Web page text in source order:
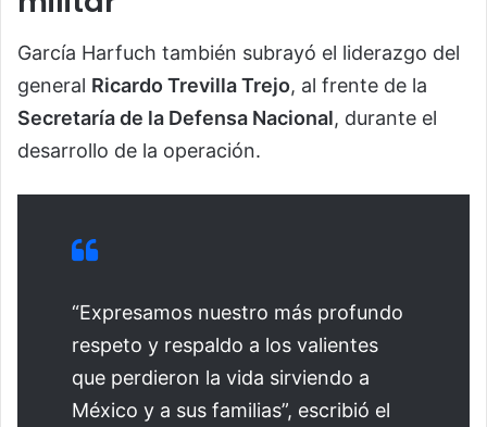
García Harfuch también subrayó el liderazgo del
general Ricardo Trevilla Trejo, al frente de la
Secretaría de la Defensa Nacional, durante el
desarrollo de la operación.
“Expresamos nuestro más profundo
respeto y respaldo a los valientes
que perdieron la vida sirviendo a
México y a sus familias”, escribió el